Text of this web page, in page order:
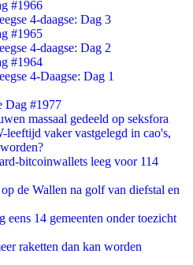
#1966
4-daagse: Dag 3
#1965
4-daagse: Dag 2
#1964
4-Daagse: Dag 1
Dag #1977
massaal gedeeld op seksfora
vaker vastgelegd in cao's,
bitcoinwallets leeg voor 114
de Wallen na golf van diefstal en
eens 14 gemeenten onder toezicht
raketten dan kan worden